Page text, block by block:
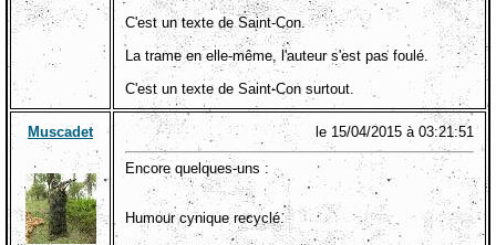
C'est un texte de Saint-Con.
La trame en elle-même, l'auteur s'est pas foulé.
C'est un texte de Saint-Con surtout.
Muscadet le 15/04/2015 à 03:21:51
Encore quelques-uns :
Humour cynique recyclé.